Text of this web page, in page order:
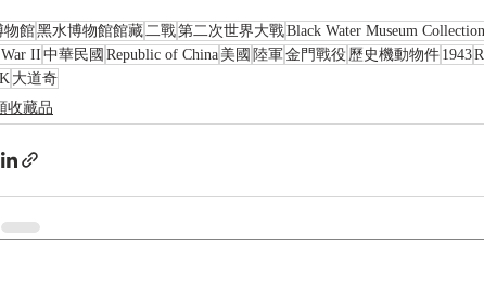
物館黑水博物館館藏 二戰第二次世界大戰Black Water Museum Collection
II 中華民國 Republic of China 美國 陸軍金門戰役 歷史機動物件 1943
大道奇
收藏品